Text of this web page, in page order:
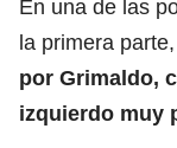
En una de las
la primera parte,
por Grimaldo,
izquierdo muy